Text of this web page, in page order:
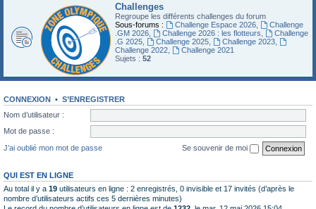
Challenges
Regroupe les différents challenges du forum
Sous-forums :
Challenge Espace 2026,
Challenge
.GM 2026
Challenge 2026 : les flotteurs
Challenge
.G 2025
Challenge 2025, Challenge 2023,
Challenge 2022
Challenge 2021
Sujets : 52
CONNEXION • S’ENREGISTRER
Nom d’utilisateur :
Mot de passe :
J’ai oublié mon mot de passe
Se souvenir de moi
QUI EST EN LIGNE
Au total il y a 19 utilisateurs en ligne : 2 enregistrés, 0 invisible et 17 invités (d’après le
nombre d’utilisateurs actifs ces 5 dernières minutes)